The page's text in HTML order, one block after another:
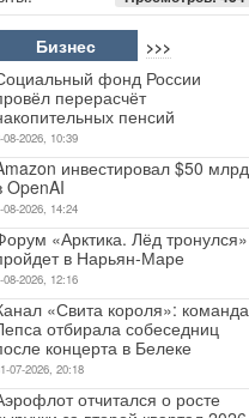
Бизнес >>>
фонд России
перерасчёт
пенсий
08-2026, 10:39
инвестировал $50 млрд
OpenAI
08-2026, 14:24
«Арктика. Лёд тронулся»
в Нарьян-Маре
08-2026, 12:16
«Свита короля»: команда
отбирала собеседниц
концерта в Белеке
07-2026, 20:18
отчитался о росте